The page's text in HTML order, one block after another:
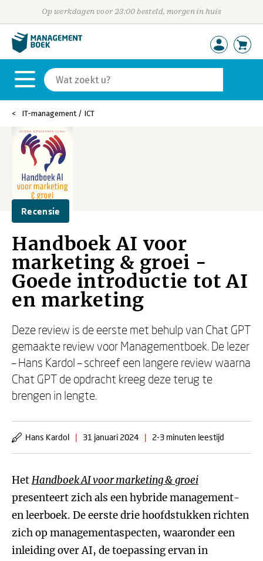
Op werkdagen voor 23:00 besteld, morgen in huis
IT-management / ICT
Recensie
Handboek AI voor
marketing & groei -
Goede introductie tot AI
en marketing
Deze review is de eerste met behulp van Chat GPT
gemaakte review voor Managementboek. De lezer
– Hans Kardol – schreef een langere review waarna
Chat GPT de opdracht kreeg deze terug te
brengen in lengte.
Hans Kardol | 31 januari 2024 | 2-3 minuten leestijd
HetHandboek AI voor marketing & groei
presenteert zich als een hybride management-
en leerboek. De eerste drie hoofdstukken richten
zich op managementaspecten, waaronder een
inleiding over AI, de toepassing ervan in